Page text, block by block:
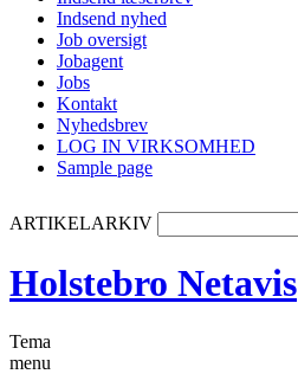
Indsend nyhed
Job oversigt
Jobagent
Jobs
Kontakt
Nyhedsbrev
LOG IN VIRKSOMHED
Sample page
ARTIKELARKIV
Holstebro Netavis
Tema
menu